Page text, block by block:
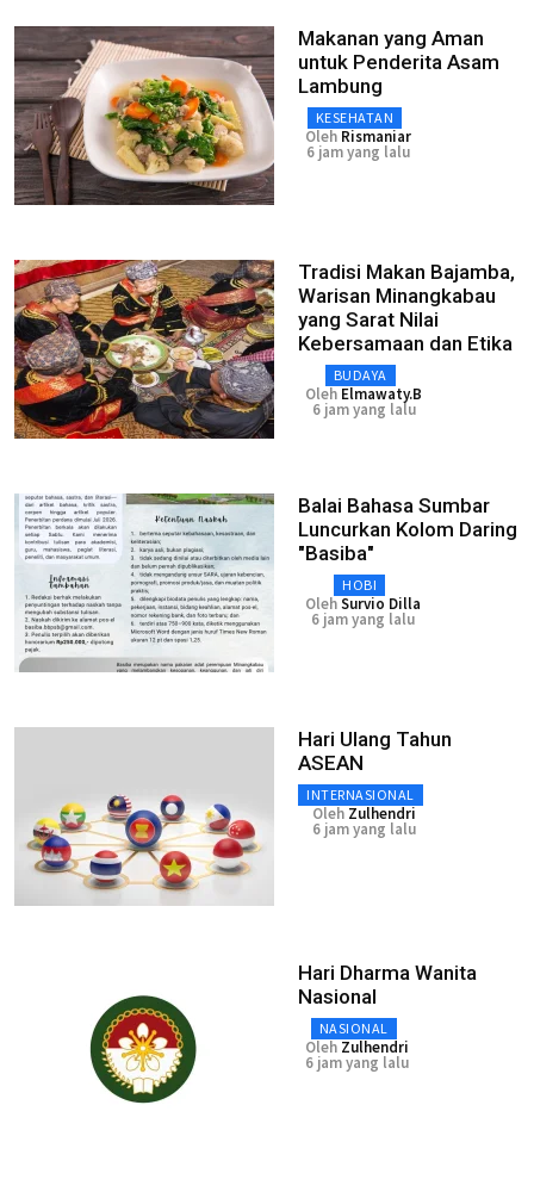
Makanan yang Aman
untuk Penderita Asam
Lambung
KESEHATAN
Oleh Rismaniar
6 jam yang lalu
Tradisi Makan Bajamba,
Warisan Minangkabau
yang Sarat Nilai
Kebersamaan dan Etika
BUDAYA
Oleh Elmawaty.B
6 jam yang lalu
Balai Bahasa Sumbar
Luncurkan Kolom Daring
"Basiba"
HOBI
OlehSurvio Dilla
6 jam yang lalu
Hari Ulang Tahun
ASEAN
INTERNASIONAL
Oleh Zulhendri
6 jam yang lalu
Hari Dharma Wanita
Nasional
NASIONAL
Oleh Zulhendri
6 jam yang lalu